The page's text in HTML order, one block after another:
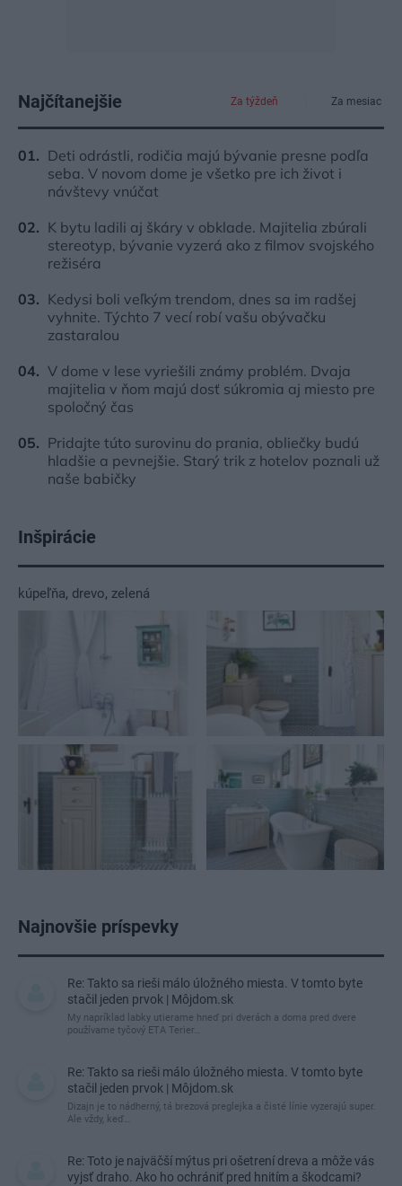
Najčítanejšie Za týždeň Za mesiac
Deti odrástli, rodičia majú bývanie presne podľa
seba. V novom dome je všetko pre ich život i
návštevy vnúčat
K bytu ladili aj škáry v obklade. Majitelia zbúrali
stereotyp, bývanie vyzerá ako z filmov svojského
režiséra
Kedysi boli veľkým trendom, dnes sa im radšej
vyhnite. Týchto 7 vecí robí vašu obývačku
zastaralou
V dome v lese vyriešili známy problém. Dvaja
majitelia v ňom majú dosť súkromia aj miesto pre
spoločný čas
Pridajte túto surovinu do prania, obliečky budú
hladšie a pevnejšie. Starý trik z hotelov poznali už
naše babičky
Inšpirácie
kúpeľňa, drevo, zelená
Najnovšie príspevky
Re: Takto sa rieši málo úložného miesta. V tomto byte
stačil jeden prvok | Môjdom.sk
My napríklad labky utierame hneď pri dverách a doma pred dvere
používame tyčový ETA Terier…
Re: Takto sa rieši málo úložného miesta. V tomto byte
stačil jeden prvok | Môjdom.sk
Dizajn je to nádherný, tá brezová preglejka a čisté línie vyzerajú super.
Ale vždy, keď…
Re: Toto je najväčší mýtus pri ošetrení dreva a môže vás
vyjsť draho. Ako ho ochrániť pred hnitím a škodcami?